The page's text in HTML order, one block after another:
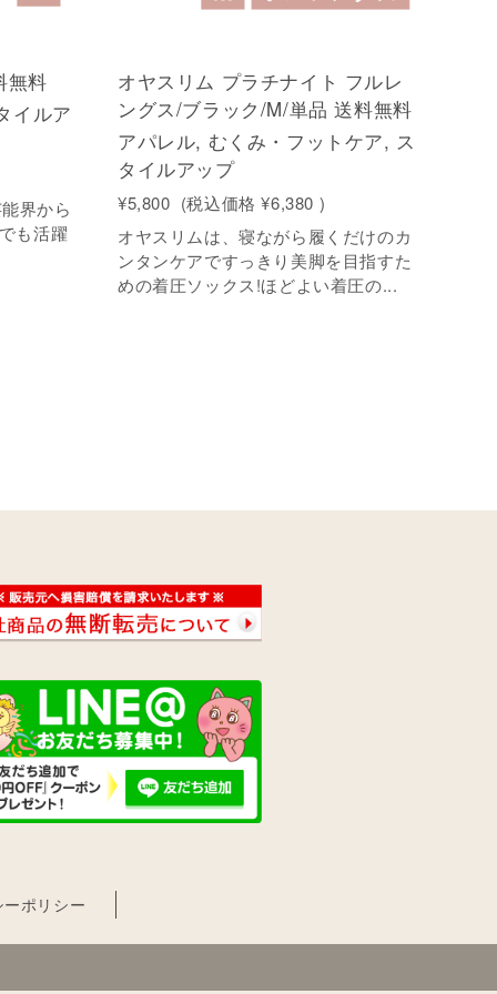
無料
イルア
界から
も活躍
オヤスリム プラチナイト フルレ
ングス/ブラック/M/単品 送料無料
アパレル, むくみ・フットケア, ス
タイルアップ
¥5,800 (税込価格 ¥6,380 )
オヤスリムは、寝ながら履くだけのカ
ンタンケアですっきり美脚を目指すた
めの着圧ソックス!ほどよい着圧の...
ポリシー